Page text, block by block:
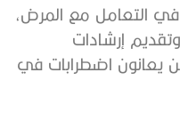
التعامل مع المرض،
إرشادات
يعانون اضطرابات في